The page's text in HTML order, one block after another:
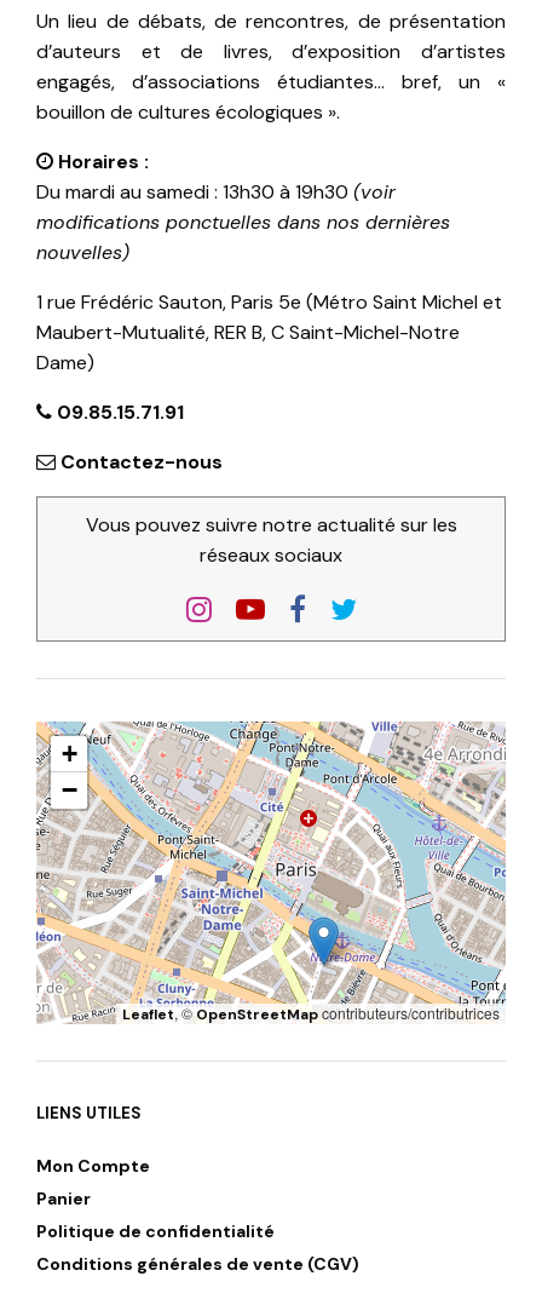
Un lieu de débats, de rencontres, de présentation
d’auteurs et de livres, d’exposition d’artistes
engagés, d’associations étudiantes… bref, un «
bouillon de cultures écologiques ».
Horaires :
Du mardi au samedi : 13h30 à 19h30 (voir
modifications ponctuelles dans nos dernières
nouvelles)
1 rue Frédéric Sauton, Paris 5e (Métro Saint Michel et
Maubert-Mutualité, RER B, C Saint-Michel-Notre
Dame)
09.85.15.71.91
Contactez-nous
Vous pouvez suivre notre actualité sur les
réseaux sociaux
+
−
Leaflet, ©OpenStreetMapcontributeurs/contributrices
LIENS UTILES
Mon Compte
Panier
Politique de confidentialité
Conditions générales de vente (CGV)